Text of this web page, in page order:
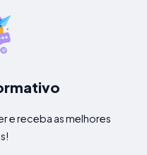
e receba as melhores